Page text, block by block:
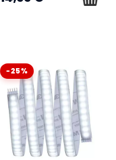
-25%